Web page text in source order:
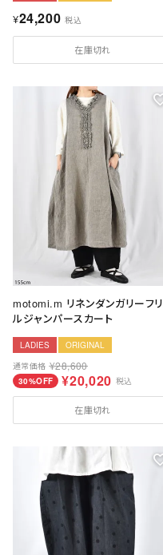
¥24,200 税込
在庫切れ
motomi.m リネンダンガリーフリ
ルジャンパースカート
LADIES
ORIGINAL
通常価格 ¥28,600
30%OFF ¥20,020 税込
在庫切れ